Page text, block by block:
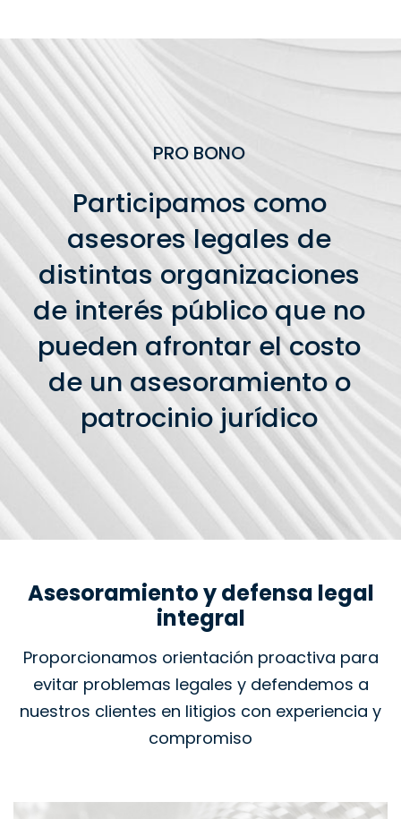
PRO BONO
Participamos como
asesores legales de
distintas organizaciones
de interés público que no
pueden afrontar el costo
de un asesoramiento o
patrocinio jurídico
Asesoramiento y defensa legal
integral
Proporcionamos orientación proactiva para
evitar problemas legales y defendemos a
nuestros clientes en litigios con experiencia y
compromiso